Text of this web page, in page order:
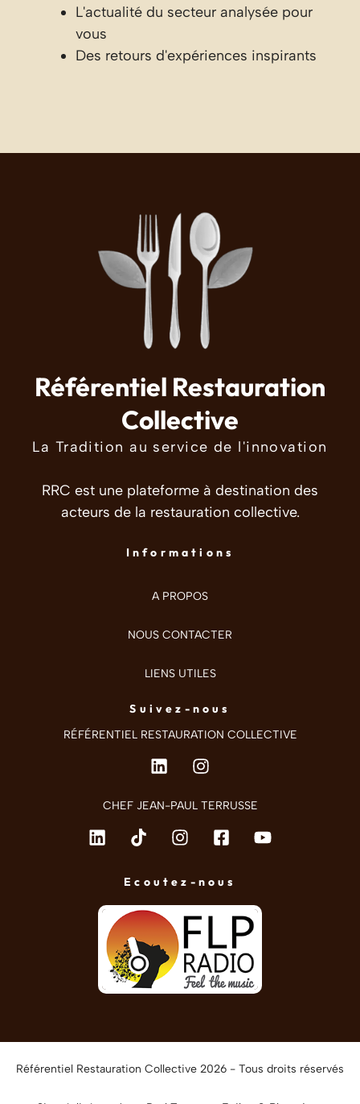
L'actualité du secteur analysée pour
vous
Des retours d'expériences inspirants
Référentiel Restauration
Collective
La Tradition au service de l'innovation
RRC est une plateforme à destination des
acteurs de la restauration collective.
Informations
A PROPOS
NOUS CONTACTER
LIENS UTILES
Suivez-nous
RÉFÉRENTIEL RESTAURATION COLLECTIVE
CHEF JEAN-PAUL TERRUSSE
Ecoutez-nous
Référentiel Restauration Collective 2026 - Tous droits réservés